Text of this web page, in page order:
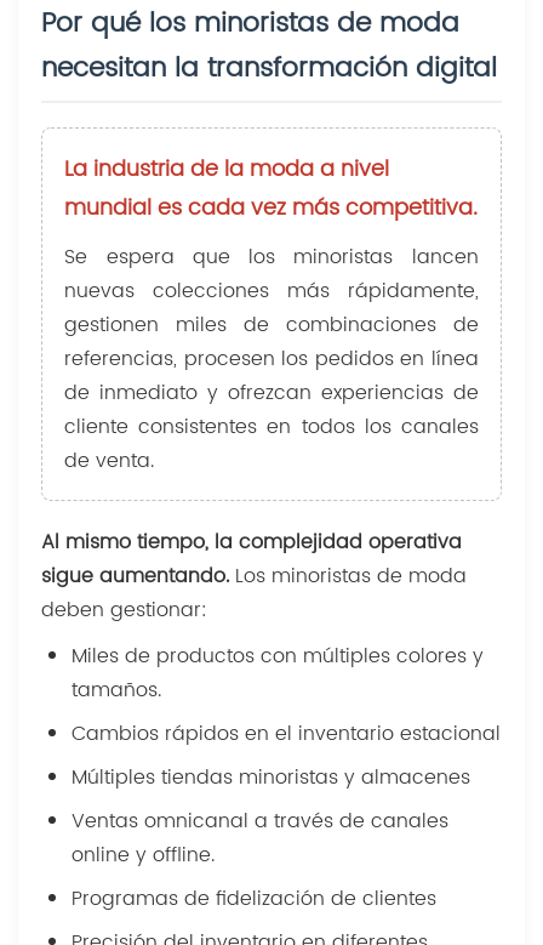
Por qué los minoristas de moda
necesitan la transformación digital
La industria de la moda a nivel
mundial es cada vez más competitiva.
Se espera que los minoristas lancen
nuevas colecciones más rápidamente,
gestionen miles de combinaciones de
referencias, procesen los pedidos en línea
de inmediato y ofrezcan experiencias de
cliente consistentes en todos los canales
de venta.
Al mismo tiempo, la complejidad operativa
sigue aumentando.Los minoristas de moda
deben gestionar:
Miles de productos con múltiples colores y
tamaños.
Cambios rápidos en el inventario estacional
Múltiples tiendas minoristas y almacenes
Ventas omnicanal a través de canales
online y offline.
Programas de fidelización de clientes